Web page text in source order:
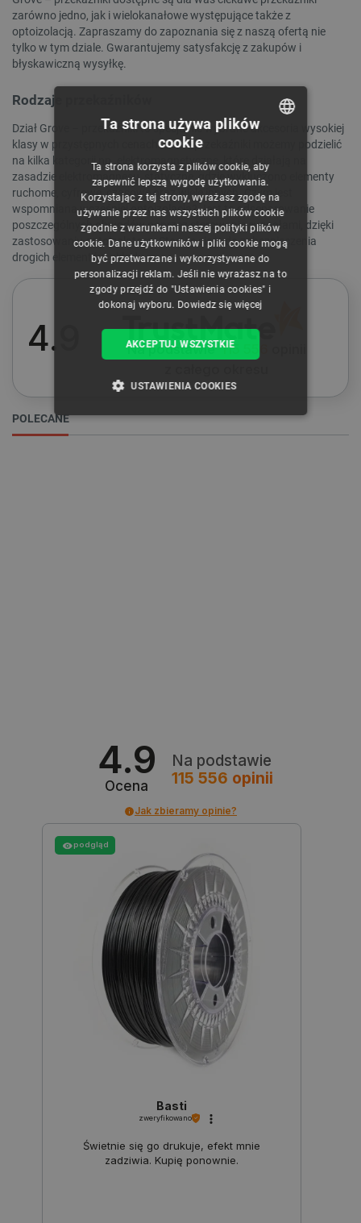
WYCZYŚĆ
Cena
62zł
4.9 Na podstawie 115 556
POLECANE
zarówno jedno, jak i wielokanałowe występujące także z
optoizolacją. Zapraszamy do zapoznania się z naszą ofertą nie
tylko w tym dziale. Gwarantujemy satysfakcję z zakupów i
błyskawiczną wysyłkę.
Rodzaje przekaźników
Dział Grove – przekaźniki to specjalnie wybrane akcesoria wysokiej
klasy w przystępnych cenach. Same przekaźniki możemy podzielić
na kilka kategorii np. elektromagnetyczne, które działają na
zasadzie elektromagnesu, statyczne, gdzie wykluczono elementy
ruchome, cyfrowe, czasowe oraz wiele innych. Czym jest
wspomniana wcześniej optoizolacja? Jest to odseparowanie
poszczególnych obwodów poprzez sterowanie sygnałami, dzięki
zastosowaniu optoizolatora. Stosuje się je do zabezpieczenia
drogich elementów układu.
4.9
Ocena
Na podstawie
115 556 opinii
Jak zbieramy opinie?
podgląd
Basti
zweryfikowano
Świetnie się go drukuje, efekt mnie
zadziwia. Kupię ponownie.
CZECH
ENGLISH
GERMAN
Ta strona używa plików
cookie
Ta strona korzysta z plików cookie, aby
zapewnić lepszą wygodę użytkowania.
Korzystając z tej strony, wyrażasz zgodę na
używanie przez nas wszystkich plików cookie
zgodnie z warunkami naszej polityki plików
cookie. Dane użytkowników i pliki cookie mogą
być przetwarzane i wykorzystywane do
personalizacji reklam. Jeśli nie wyrażasz na to
zgody przejdź do "Ustawienia cookies" i
dokonaj wyboru. Dowiedz się więcej
AKCEPTUJ WSZYSTKIE
USTAWIENIA COOKIES
VISITOR_PRIVACY_METADATA
Polityce prywatności Google